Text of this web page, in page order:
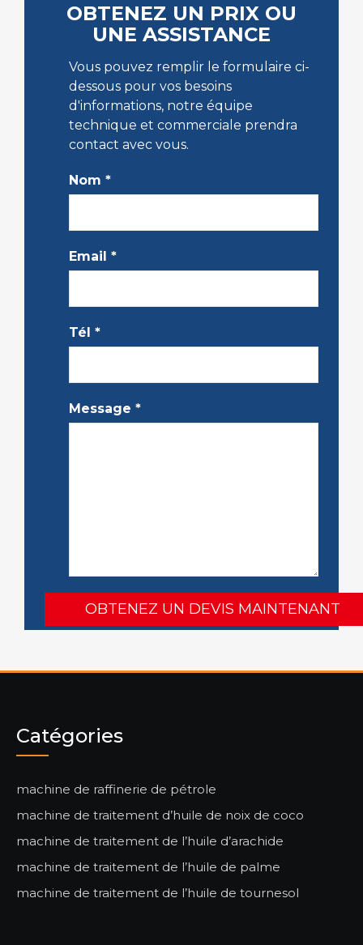
OBTENEZ UN PRIX OU
UNE ASSISTANCE
Vous pouvez remplir le formulaire ci-
dessous pour vos besoins
d'informations, notre équipe
technique et commerciale prendra
contact avec vous.
Nom *
Email *
Tél *
Message *
Catégories
machine de raffinerie de pétrole
machine de traitement d’huile de noix de coco
machine de traitement de l’huile d’arachide
machine de traitement de l’huile de palme
machine de traitement de l’huile de tournesol